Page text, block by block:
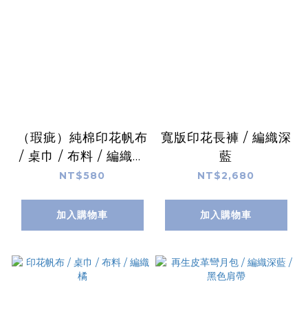
（瑕疵）純棉印花帆布
/ 桌巾 / 布料 / 編織深
藍
NT$580
加入購物車
寬版印花長褲 / 編織深
藍
NT$2,680
加入購物車